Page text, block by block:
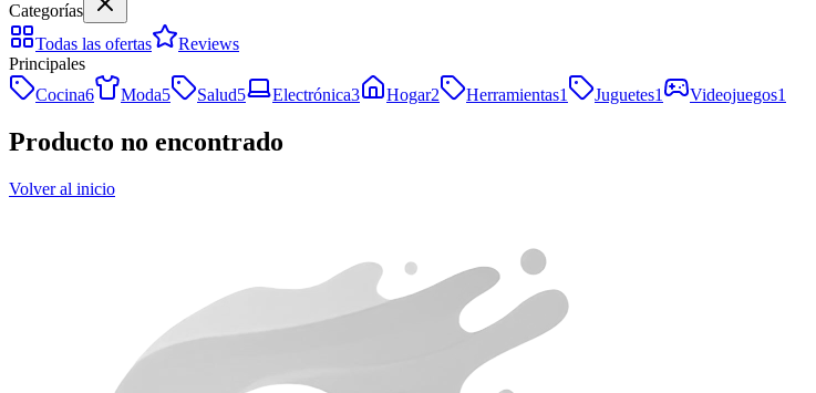
Categorías
Todas las ofertas
Reviews
Principales
Cocina6 Moda5 Salud5 Electrónica3 Hogar2 Herramientas1 Juguetes1 Videojuegos1
Producto no encontrado
Volver al inicio